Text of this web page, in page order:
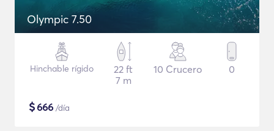
Olympic 7.50
Hinchable rígido
22 ft
7 m
10 Crucero 0
$666 /día